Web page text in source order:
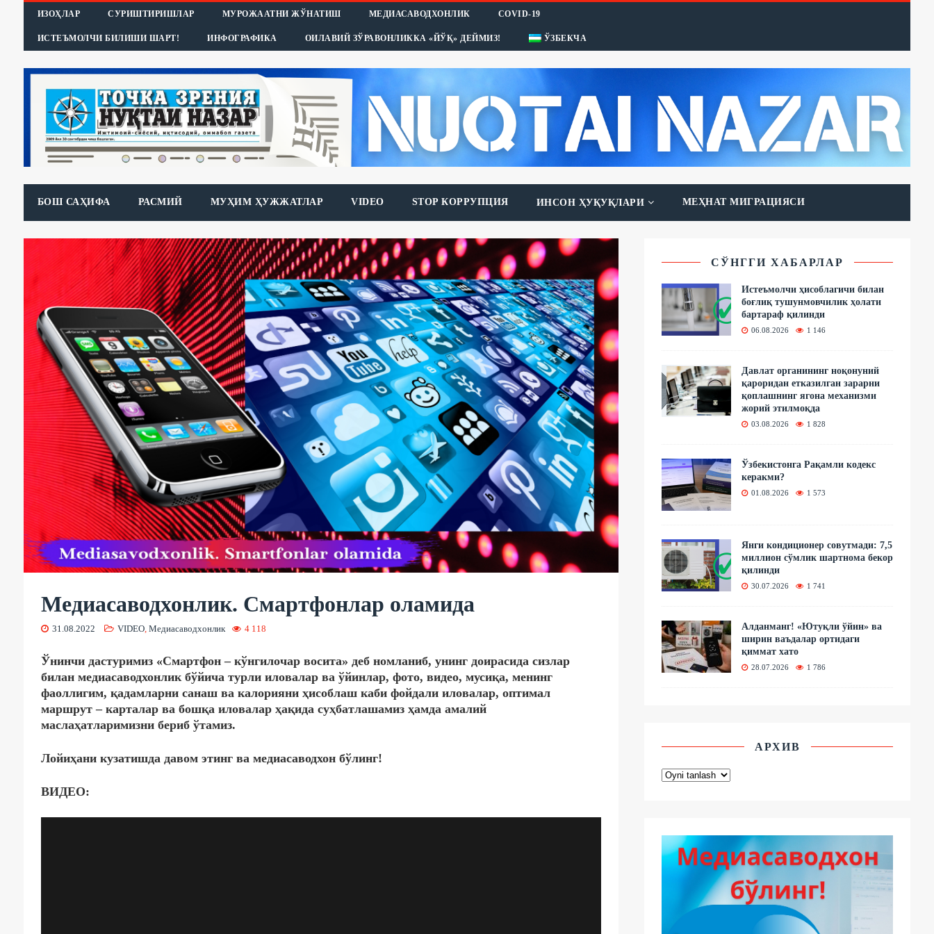
ИЗОҲЛАР СУРИШТИРИШЛАР МУРОЖААТНИ ЖЎНАТИШ МЕДИАСАВОДХОНЛИК COVID-19
ИСТЕЪМОЛЧИ БИЛИШИ ШАРТ! ИНФОГРАФИКА ОИЛАВИЙ ЗЎРАВОНЛИККА «ЙЎҚ» ДЕЙМИЗ! ЎЗБЕКЧА
БОШ САҲИФА РАСМИЙ МУҲИМ ҲУЖЖАТЛАР VIDEO STOP КОРРУПЦИЯ ИНСОН ҲУҚУҚЛАРИ МЕҲНАТ МИГРАЦИЯСИ
Медиасаводхонлик. Смартфонлар оламида
31.08.2022 VIDEO, Медиасаводхонлик 4 118
Ўнинчи дастуримиз «Смартфон – кўнгилочар восита» деб номланиб, унинг доирасида сизлар
билан медиасаводхонлик бўйича турли иловалар ва ўйинлар, фото, видео, мусиқа, менинг
фаоллигим, қадамларни санаш ва калорияни ҳисоблаш каби фойдали иловалар, оптимал
маршрут – карталар ва бошқа иловалар ҳақида суҳбатлашамиз ҳамда амалий
маслаҳатларимизни бериб ўтамиз.
Лойиҳани кузатишда давом этинг ва медиасаводхон бўлинг!
ВИДЕО:
СЎНГГИ ХАБАРЛАР
Истеъмолчи ҳисоблагичи билан
боғлиқ тушунмовчилик ҳолати
бартараф қилинди
06.08.2026 1 146
Давлат органининг ноқонуний
қароридан етказилган зарарни
қоплашнинг ягона механизми
жорий этилмоқда
03.08.2026 1 828
Ўзбекистонга Рақамли кодекс
керакми?
01.08.2026 1 573
Янги кондиционер совутмади: 7,5
миллион сўмлик шартнома бекор
қилинди
30.07.2026 1 741
Алданманг! «Ютуқли ўйин» ва
ширин ваъдалар ортидаги
қиммат хато
28.07.2026 1 786
АРХИВ